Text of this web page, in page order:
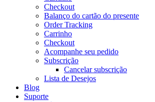
Checkout
Balanço do cartão do presente
Order Tracking
Carrinho
Checkout
Acompanhe seu pedido
Subscrição
Cancelar subscrição
Lista de Desejos
Blog
Suporte